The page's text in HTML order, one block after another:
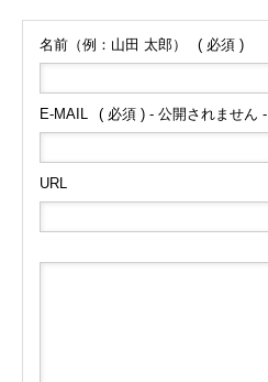
名前（例：山田 太郎） ( 必須 )
E-MAIL ( 必須 ) - 公開されません -
URL